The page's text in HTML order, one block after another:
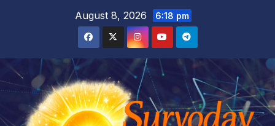
August 8, 2026 6:18 pm